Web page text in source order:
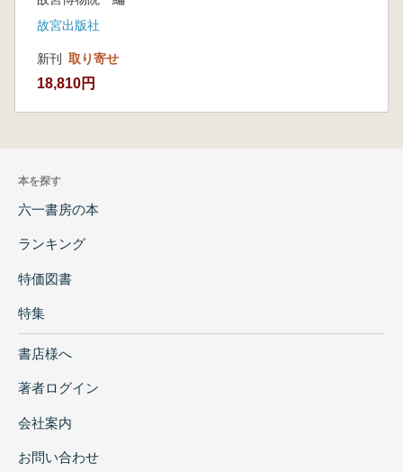
故宮出版社
新刊 取り寄せ
18,810円
本を探す
六一書房の本
ランキング
特価図書
特集
書店様へ
著者ログイン
会社案内
お問い合わせ